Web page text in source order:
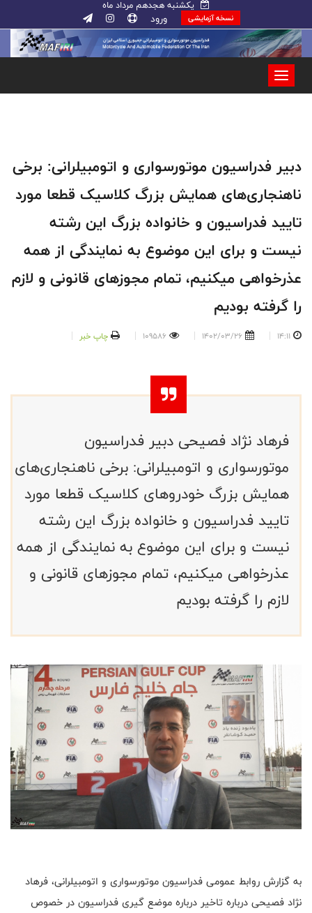
یکشنبه هجدهم مرداد ماه
نسخه آزمایشی ورود
دبیر فدراسیون موتورسواری و اتومبیلرانی: برخی
ناهنجاری‌های همایش بزرگ کلاسیک قطعا مورد
تایید فدراسیون و خانواده بزرگ این رشته
نیست و برای این موضوع به نمایندگی از همه
عذرخواهی میکنیم، تمام مجوزهای قانونی و لازم
را گرفته بودیم
14:11
1402/03/26
109586 چاپ خبر
فرهاد نژاد فصیحی دبیر فدراسیون
موتورسواری و اتومبیلرانی: برخی ناهنجاری‌های
همایش بزرگ خودروهای کلاسیک قطعا مورد
تایید فدراسیون و خانواده بزرگ این رشته
نیست و برای این موضوع به نمایندگی از همه
عذرخواهی میکنیم، تمام مجوزهای قانونی و
لازم را گرفته بودیم
به گزارش روابط عمومی فدراسیون موتورسواری و اتومبیلرانی، فرهاد
نژاد فصیحی درباره تاخیر درباره موضع گیری فدراسیون در خصوص